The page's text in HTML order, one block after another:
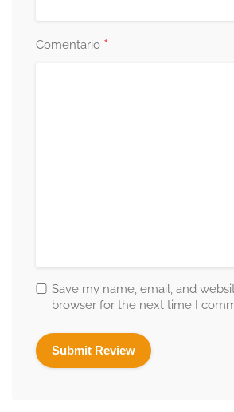
Comentario *
Save my name, email, and
browser for the next time I